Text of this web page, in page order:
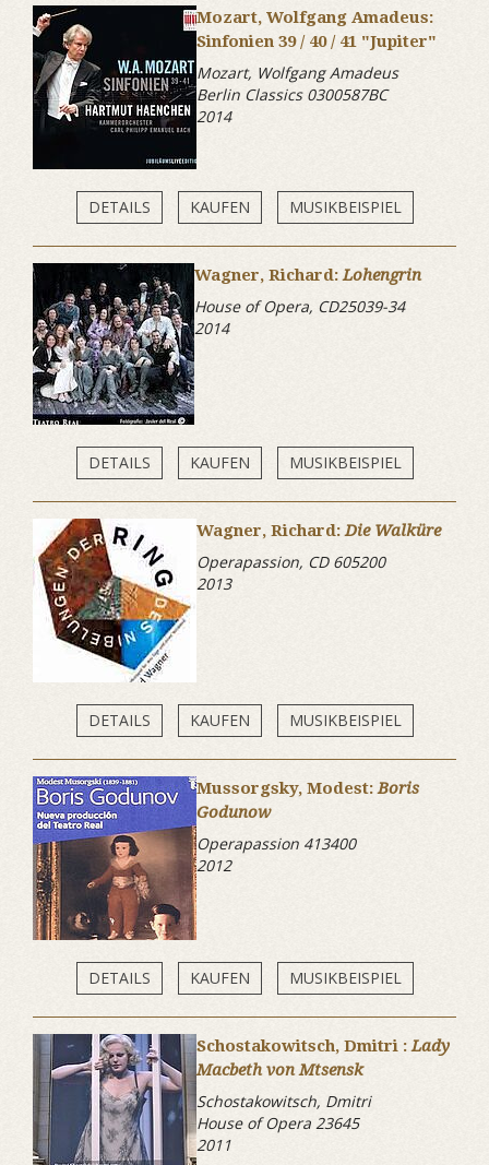
Mozart, Wolfgang Amadeus:
Sinfonien 39 / 40 / 41 "Jupiter"
Mozart, Wolfgang Amadeus
Berlin Classics 0300587BC
2014
DETAILS KAUFEN MUSIKBEISPIEL
Wagner, Richard:Lohengrin
House of Opera, CD25039-34
2014
DETAILS KAUFEN MUSIKBEISPIEL
Wagner, Richard:Die Walküre
Operapassion, CD 605200
2013
DETAILS KAUFEN MUSIKBEISPIEL
Mussorgsky, Modest:Boris
Godunow
Operapassion 413400
2012
DETAILS KAUFEN MUSIKBEISPIEL
Schostakowitsch, Dmitri :Lady
Macbeth von Mtsensk
Schostakowitsch, Dmitri
House of Opera 23645
2011